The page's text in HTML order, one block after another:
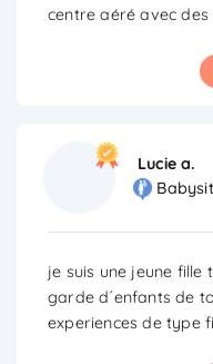
centre aéré avec
Lucie a.
je suis une jeune fille
garde d´enfants de
experiences de type